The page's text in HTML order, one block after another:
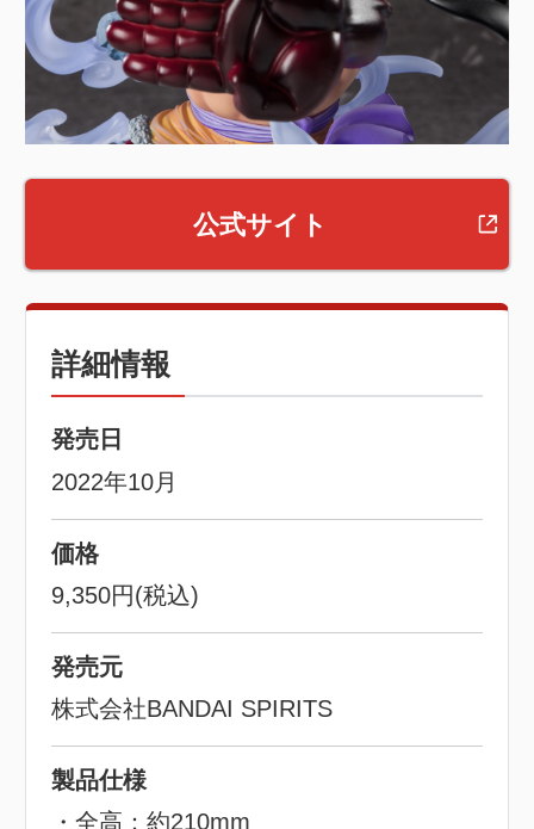
公式サイト
詳細情報
発売日
2022年10月
価格
9,350円(税込)
発売元
株式会社BANDAI SPIRITS
製品仕様
・全高：約210mm